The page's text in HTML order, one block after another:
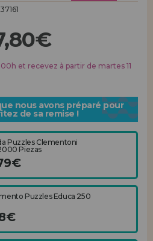
DISTRIBUTEUR
et recevez à partir de martes 11
nous avons préparé pour
de sa remise !
Puzzles Clementoni
Piezas
Puzzles Educa 250